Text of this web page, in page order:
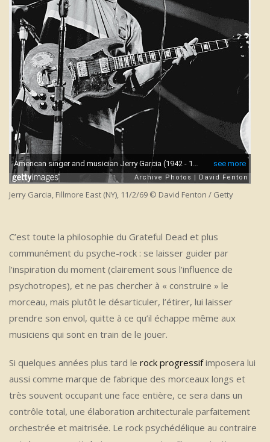
Jerry Garcia, Fillmore East (NY), 11/2/69 © David Fenton / Getty
C’est toute la philosophie du Grateful Dead et plus
communément du psyche-rock : se laisser guider par
l’inspiration du moment (clairement sous l’influence de
psychotropes), et ne pas chercher à « construire » le
morceau, mais plutôt le désarticuler, l’étirer, lui laisser
prendre son envol, quitte à ce qu’il échappe même aux
musiciens qui sont en train de le jouer.
Si quelques années plus tard le rock progressifimposera lui
aussi comme marque de fabrique des morceaux longs et
très souvent occupant une face entière, ce sera dans un
contrôle total, une élaboration architecturale parfaitement
orchestrée et maitrisée. Le rock psychédélique au contraire